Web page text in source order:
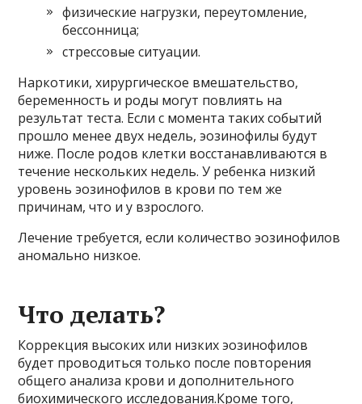
физические нагрузки, переутомление,
бессонница;
стрессовые ситуации.
Наркотики, хирургическое вмешательство,
беременность и роды могут повлиять на
результат теста. Если с момента таких событий
прошло менее двух недель, эозинофилы будут
ниже. После родов клетки восстанавливаются в
течение нескольких недель. У ребенка низкий
уровень эозинофилов в крови по тем же
причинам, что и у взрослого.
Лечение требуется, если количество эозинофилов
аномально низкое.
Что делать?
Коррекция высоких или низких эозинофилов
будет проводиться только после повторения
общего анализа крови и дополнительного
биохимического исследования.Кроме того,